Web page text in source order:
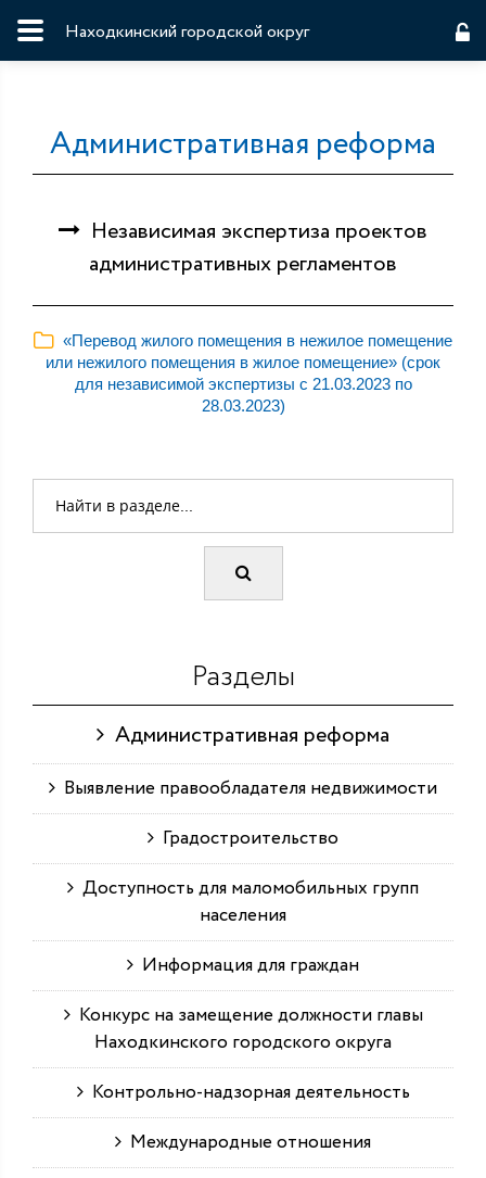
Находкинский городской округ
Административная реформа
Независимая экспертиза проектов
административных регламентов
«Перевод жилого помещения в нежилое помещение
или нежилого помещения в жилое помещение» (срок
для независимой экспертизы с 21.03.2023 по
28.03.2023)
Разделы
Административная реформа
Выявление правообладателя недвижимости
Градостроительство
Доступность для маломобильных групп
населения
Информация для граждан
Конкурс на замещение должности главы
Находкинского городского округа
Контрольно-надзорная деятельность
Международные отношения